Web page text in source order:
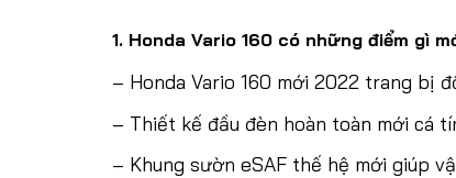
1. Honda Vario 160 có những điểm gì
– Honda Vario 160 mới 2022 trang bị
– Thiết kế đầu đèn hoàn toàn mới cá
– Khung sườn eSAF thế hệ mới giúp